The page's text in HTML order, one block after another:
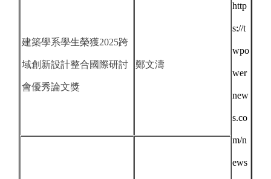
建築學系學生榮獲2025跨
域創新設計整合國際研討
會優秀論文獎
鄭文濤
http
s://t
wpo
wer
new
s.co
m/n
ews